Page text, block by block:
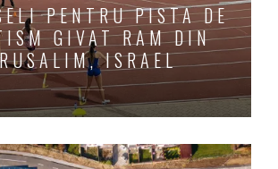
PENTRU PISTA DE
GIVAT RAM DIN
ISRAEL